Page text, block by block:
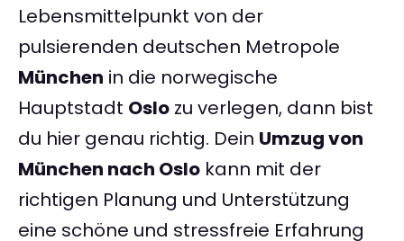
Lebensmittelpunkt von der
pulsierenden deutschen Metropole
München in die norwegische
Hauptstadt Oslo zu verlegen, dann bist
du hier genau richtig. Dein Umzug von
München nach Oslo kann mit der
richtigen Planung und Unterstützung
eine schöne und stressfreie Erfahrung